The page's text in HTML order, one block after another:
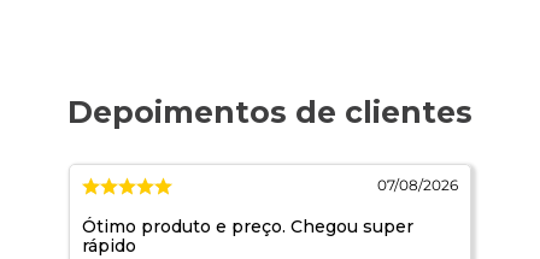
07/08/2026
Ótimo produto e preço. Chegou super
rápido